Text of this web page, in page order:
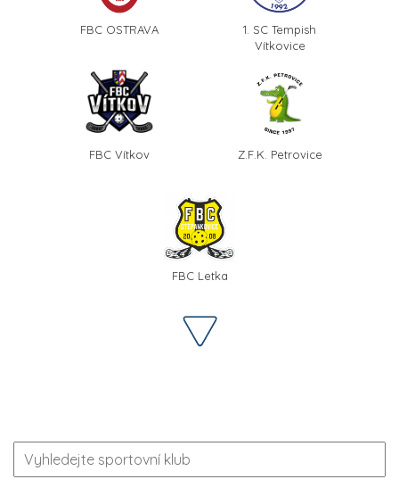
FBC OSTRAVA
1. SC Tempish
Vítkovice
FBC Vítkov Z.F.K. Petrovice
FBC Letka